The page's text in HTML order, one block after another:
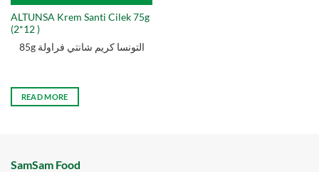
ALTUNSA Krem Santi Cilek 75g
(2*12 )
85g التونسا كریم شانتي فراولة
READ MORE
SamSam Food